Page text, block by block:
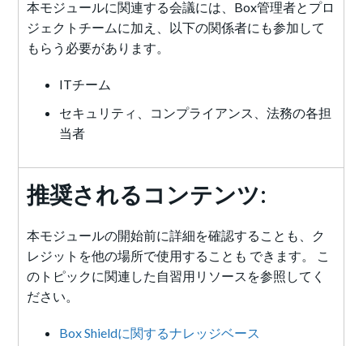
本モジュールに関連する会議には、Box管理者とプロ
ジェクトチームに加え、以下の関係者にも参加して
もらう必要があります。
ITチーム
セキュリティ、コンプライアンス、法務の各担
当者
推奨されるコンテンツ:
本モジュールの開始前に詳細を確認することも、ク
レジットを他の場所で使用することも できます。 こ
のトピックに関連した自習用リソースを参照してく
ださい。
Box Shieldに関するナレッジベース